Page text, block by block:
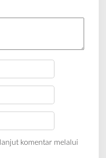
komentar melalui